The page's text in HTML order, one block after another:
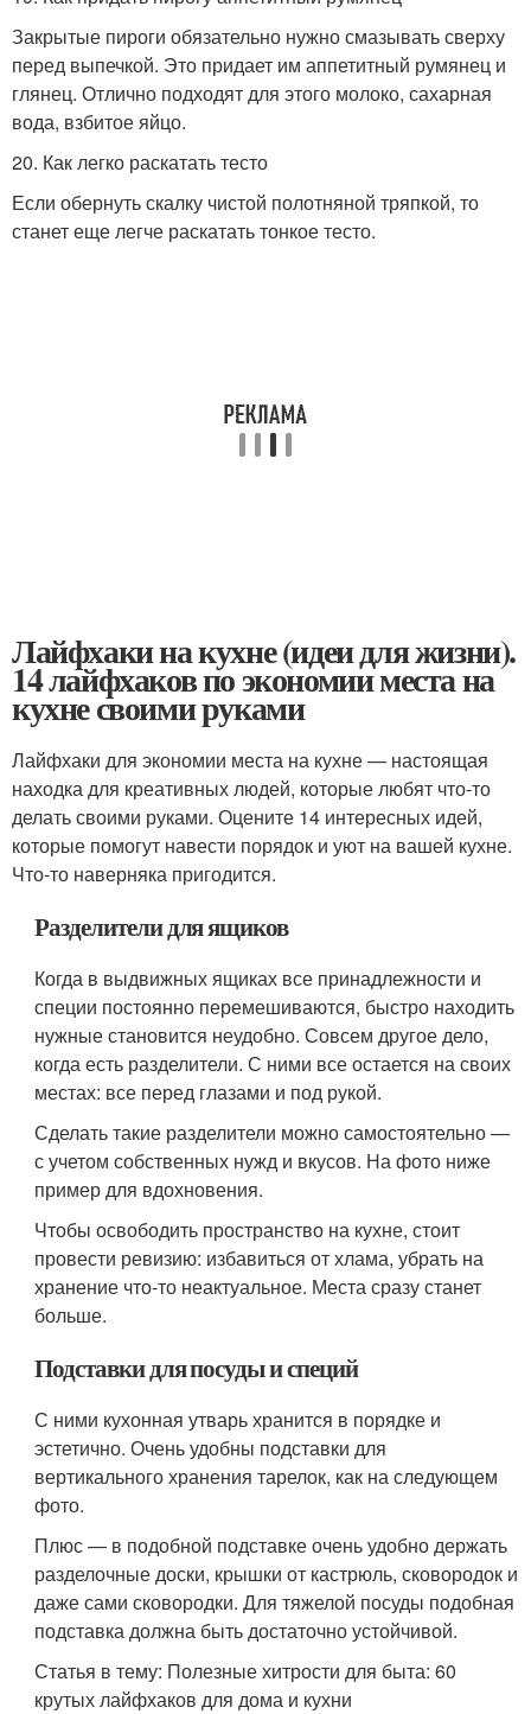
Закрытые пироги обязательно нужно смазывать сверху
перед выпечкой. Это придает им аппетитный румянец и
глянец. Отлично подходят для этого молоко, сахарная
вода, взбитое яйцо.
20. Как легко раскатать тесто
Если обернуть скалку чистой полотняной тряпкой, то
станет еще легче раскатать тонкое тесто.
Лайфхаки на кухне (идеи для жизни).
14 лайфхаков по экономии места на
кухне своими руками
Лайфхаки для экономии места на кухне — настоящая
находка для креативных людей, которые любят что-то
делать своими руками. Оцените 14 интересных идей,
которые помогут навести порядок и уют на вашей кухне.
Что-то наверняка пригодится.
Разделители для ящиков
Когда в выдвижных ящиках все принадлежности и
специи постоянно перемешиваются, быстро находить
нужные становится неудобно. Совсем другое дело,
когда есть разделители. С ними все остается на своих
местах: все перед глазами и под рукой.
Сделать такие разделители можно самостоятельно —
с учетом собственных нужд и вкусов. На фото ниже
пример для вдохновения.
Чтобы освободить пространство на кухне, стоит
провести ревизию: избавиться от хлама, убрать на
хранение что-то неактуальное. Места сразу станет
больше.
Подставки для посуды и специй
С ними кухонная утварь хранится в порядке и
эстетично. Очень удобны подставки для
вертикального хранения тарелок, как на следующем
фото.
Плюс — в подобной подставке очень удобно держать
разделочные доски, крышки от кастрюль, сковородок и
даже сами сковородки. Для тяжелой посуды подобная
подставка должна быть достаточно устойчивой.
Статья в тему: Полезные хитрости для быта: 60
крутых лайфхаков для дома и кухни